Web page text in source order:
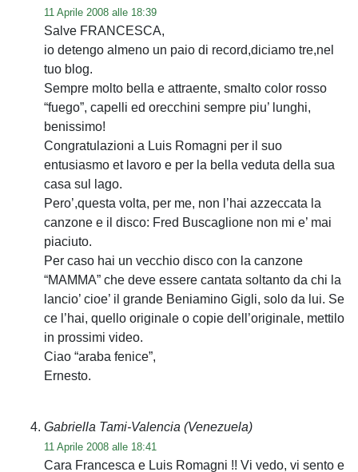
11 Aprile 2008 alle 18:39
Salve FRANCESCA,
io detengo almeno un paio di record,diciamo tre,nel
tuo blog.
Sempre molto bella e attraente, smalto color rosso
“fuego”, capelli ed orecchini sempre piu’ lunghi,
benissimo!
Congratulazioni a Luis Romagni per il suo
entusiasmo et lavoro e per la bella veduta della sua
casa sul lago.
Pero’,questa volta, per me, non l’hai azzeccata la
canzone e il disco: Fred Buscaglione non mi e’ mai
piaciuto.
Per caso hai un vecchio disco con la canzone
“MAMMA” che deve essere cantata soltanto da chi la
lancio’ cioe’ il grande Beniamino Gigli, solo da lui. Se
ce l’hai, quello originale o copie dell’originale, mettilo
in prossimi video.
Ciao “araba fenice”,
Ernesto.
Gabriella Tami-Valencia (Venezuela)
11 Aprile 2008 alle 18:41
Cara Francesca e Luis Romagni !! Vi vedo, vi sento e